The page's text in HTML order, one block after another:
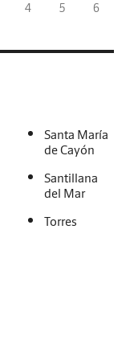
4 5 6
Santa María
de Cayón
Santillana
del Mar
Torres